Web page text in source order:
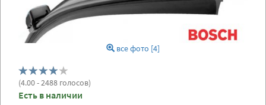
все фото [4]
(4.00- 2488 голосов)
Есть в наличии